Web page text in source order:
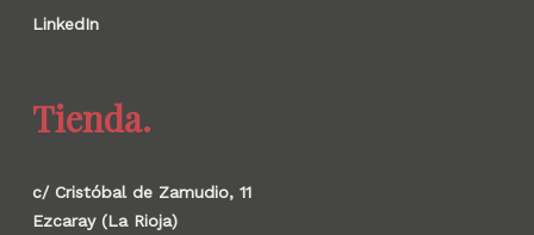
LinkedIn
Tienda.
c/ Cristóbal de Zamudio, 11
Ezcaray (La Rioja)